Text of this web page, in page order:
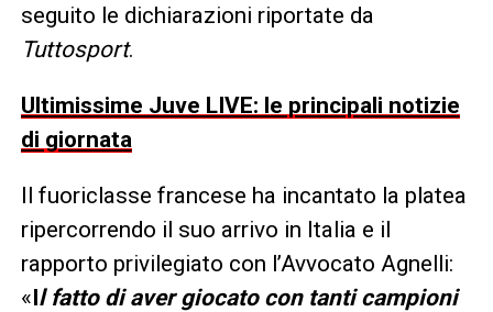
seguito le dichiarazioni riportate da
Tuttosport.
Ultimissime Juve LIVE: le principali notizie
di giornata
Il fuoriclasse francese ha incantato la platea
ripercorrendo il suo arrivo in Italia e il
rapporto privilegiato con l’Avvocato Agnelli:
«Il fatto di aver giocato con tanti campioni